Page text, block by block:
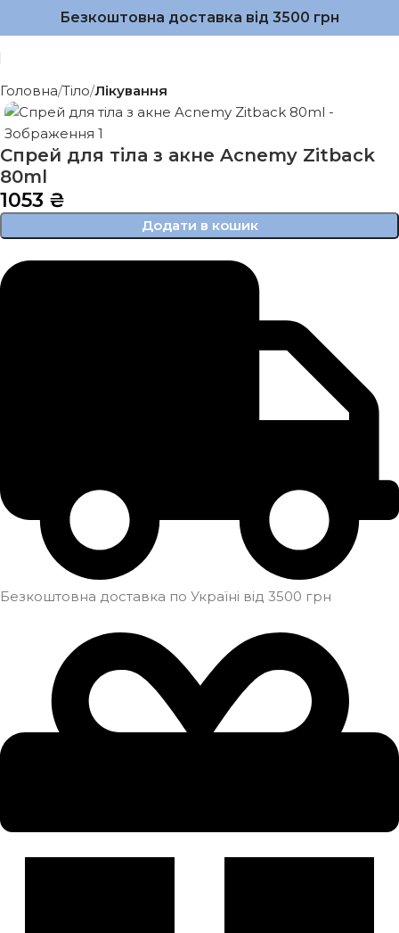
Безкоштовна доставка від 3500 грн
Головна Тіло Лікування
Спрей для тіла з акне Acnemy Zitback
80ml
1053 ₴
Додати в кошик
Безкоштовна доставка по Україні від 3500 грн